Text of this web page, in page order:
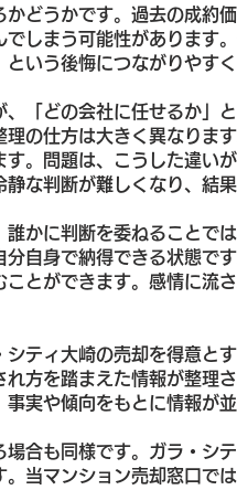
どうかです。過去の成約
しまう可能性があります
いう後悔につながりやすく
「どの会社に任せるか」
の仕方は大きく異なりま
。問題は、こうした違い
な判断が難しくなり、結
かに判断を委ねることで
自身で納得できる状態で
とができます。感情に流
ティ大崎の売却を得意と
方を踏まえた情報が整理
実や傾向をもとに情報が
合も同様です。ガラ・シ
当マンション売却窓口で